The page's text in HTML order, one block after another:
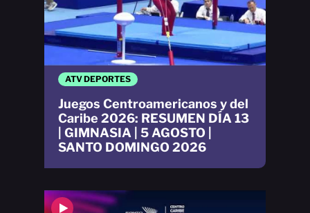
ATV DEPORTES
Juegos Centroamericanos y del
Caribe 2026: RESUMEN DÍA 13
| GIMNASIA | 5 AGOSTO |
SANTO DOMINGO 2026